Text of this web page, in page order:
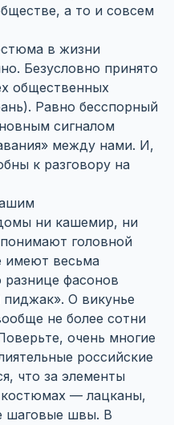
а то и совсем
в жизни
Безусловно принято
общественных
Равно бесспорный
сигналом
между нами. И,
к разговору на
ни кашемир, ни
головной
имеют весьма
разнице фасонов
пиджак». О викунье
не более сотни
очень многие
российские
что за элементы
костюмах — лацканы,
шаговые швы. В